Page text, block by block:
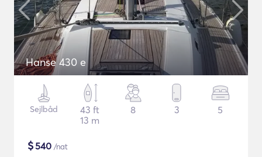
Hanse 430 e
Sejlbåd
43 ft
13 m
8 3 5
$540 /nat